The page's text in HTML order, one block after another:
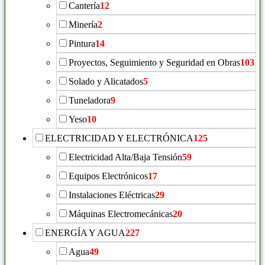
Cantería12
Minería2
Pintura14
Proyectos, Seguimiento y Seguridad en Obras103
Solado y Alicatados5
Tuneladora9
Yeso10
ELECTRICIDAD Y ELECTRÓNICA125
Electricidad Alta/Baja Tensión59
Equipos Electrónicos17
Instalaciones Eléctricas29
Máquinas Electromecánicas20
ENERGÍA Y AGUA227
Agua49